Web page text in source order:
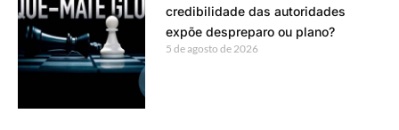
credibilidade das autoridades
expõe despreparo ou plano?
5 de agosto de 2026